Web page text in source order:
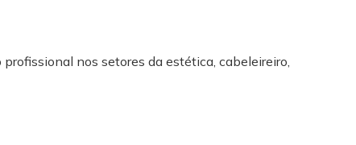
nos setores da estética, cabeleireiro,